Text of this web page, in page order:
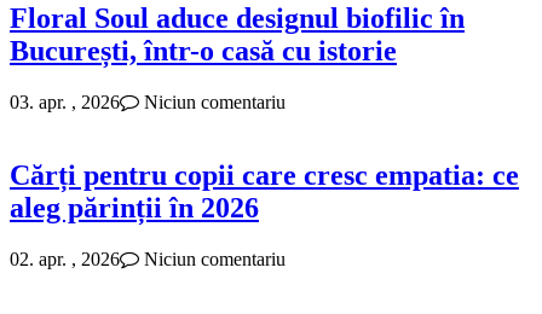
Floral Soul aduce designul biofilic în
București, într-o casă cu istorie
03. apr. , 2026 Niciun comentariu
Cărți pentru copii care cresc empatia: ce
aleg părinții în 2026
02. apr. , 2026 Niciun comentariu